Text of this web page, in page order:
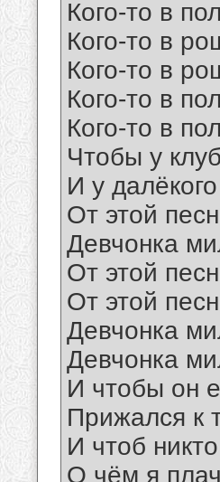
Кого-то в
Кого-то в
Кого-то в
Кого-то в
Кого-то в
Чтобы у
И у
От этой
Девчонка
От этой
От этой
Девчонка
Девчонка
И чтобы он
Прижался к
И чтоб
О чём я